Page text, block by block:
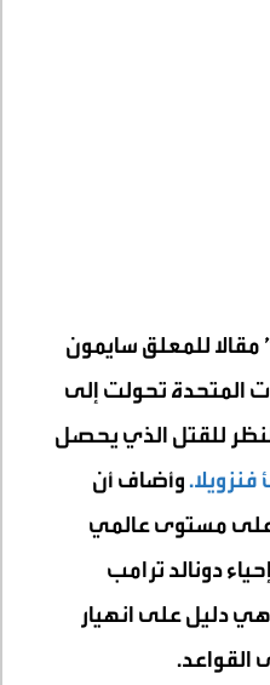
للمعلق سايمون
المتحدة تحولت إلى
للقتل الذي يحصل
وأضاف أن
على مستوى عالمي
دونالد ترامب
دليل على انهيار
القواعد.